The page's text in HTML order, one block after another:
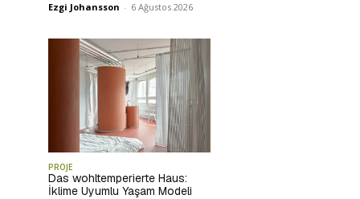
Ezgi Johansson - 6 Ağustos 2026
PROJE
Das wohltemperierte Haus:
İklime Uyumlu Yaşam Modeli